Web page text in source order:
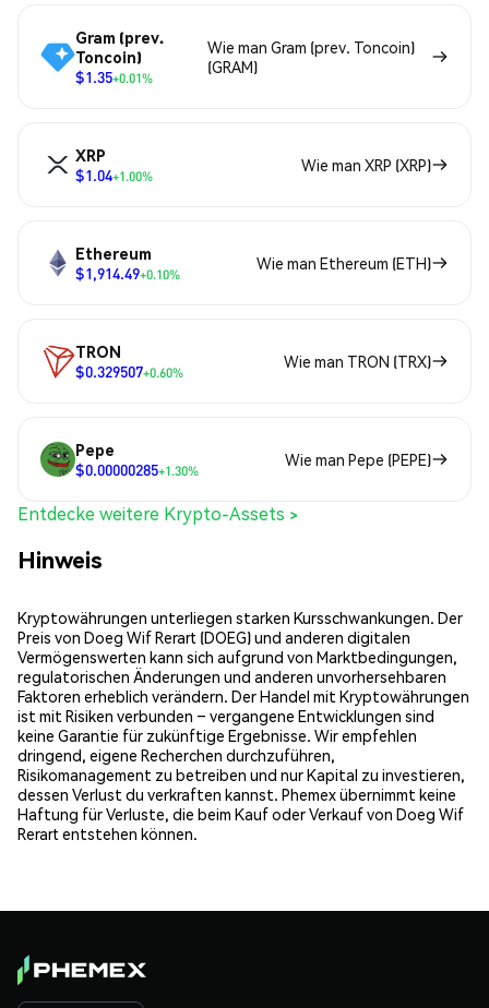
Gram (prev.
Toncoin)
$1.35+0.01%
Wie man Gram (prev. Toncoin)
(GRAM)
XRP
$1.04+1.00%
Wie man XRP (XRP)
Ethereum
$1,914.49+0.10%
Wie man Ethereum (ETH)
TRON
$0.329507+0.60%
Wie man TRON (TRX)
Pepe
$0.00000285+1.30%
Wie man Pepe (PEPE)
Entdecke weitere Krypto-Assets >
Hinweis
Kryptowährungen unterliegen starken Kursschwankungen. Der
Preis von Doeg Wif Rerart (DOEG) und anderen digitalen
Vermögenswerten kann sich aufgrund von Marktbedingungen,
regulatorischen Änderungen und anderen unvorhersehbaren
Faktoren erheblich verändern. Der Handel mit Kryptowährungen
ist mit Risiken verbunden – vergangene Entwicklungen sind
keine Garantie für zukünftige Ergebnisse. Wir empfehlen
dringend, eigene Recherchen durchzuführen,
Risikomanagement zu betreiben und nur Kapital zu investieren,
dessen Verlust du verkraften kannst. Phemex übernimmt keine
Haftung für Verluste, die beim Kauf oder Verkauf von Doeg Wif
Rerart entstehen können.